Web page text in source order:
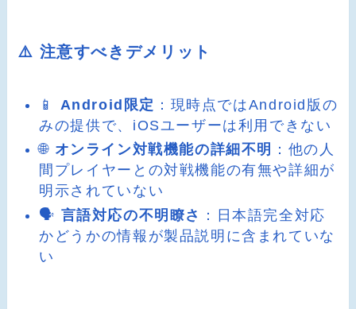
⚠️ 注意すべきデメリット
📱 Android限定 ：現時点ではAndroid版の
みの提供で、iOSユーザーは利用できない
🌐 オンライン対戦機能の詳細不明
：他の人
間プレイヤーとの対戦機能の有無や詳細が
明示されていない
🗣️ 言語対応の不明瞭さ
：日本語完全対応
かどうかの情報が製品説明に含まれていな
い